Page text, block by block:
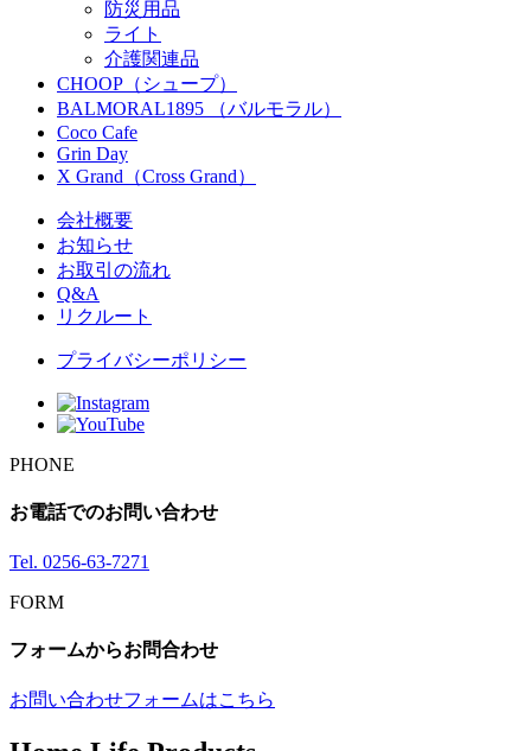
防災用品
ライト
介護関連品
CHOOP（シュープ）
BALMORAL1895 （バルモラル）
Coco Cafe
Grin Day
X Grand（Cross Grand）
会社概要
お知らせ
お取引の流れ
Q&A
リクルート
プライバシーポリシー
PHONE
お電話でのお問い合わせ
Tel. 0256-63-7271
FORM
フォームからお問合わせ
お問い合わせフォームはこちら